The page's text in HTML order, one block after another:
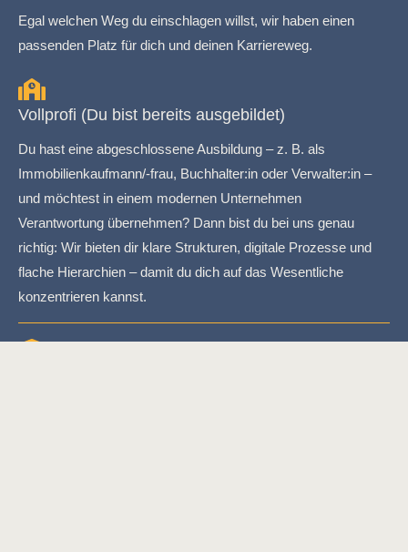
Egal welchen Weg du einschlagen willst, wir haben einen
passenden Platz für dich und deinen Karriereweg.
Vollprofi (Du bist bereits ausgebildet)
Du hast eine abgeschlossene Ausbildung – z. B. als
Immobilienkaufmann/-frau, Buchhalter:in oder Verwalter:in –
und möchtest in einem modernen Unternehmen
Verantwortung übernehmen? Dann bist du bei uns genau
richtig: Wir bieten dir klare Strukturen, digitale Prozesse und
flache Hierarchien – damit du dich auf das Wesentliche
konzentrieren kannst.